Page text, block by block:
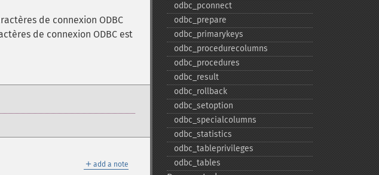
de connexion ODBC
de connexion ODBC est
＋ add a note
odbc_​pconnect
odbc_​prepare
odbc_​primarykeys
odbc_​procedurecolumns
odbc_​procedures
odbc_​result
odbc_​rollback
odbc_​setoption
odbc_​specialcolumns
odbc_​statistics
odbc_​tableprivileges
odbc_​tables